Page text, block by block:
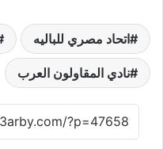
اتحاد مصري للباليه
نادي المقاولون العرب